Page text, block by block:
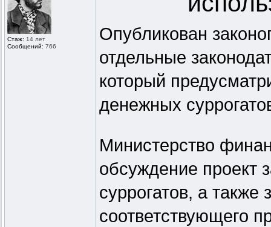
Стаж: 14 лет
Сообщений: 766
Опубликован
отдельные
который
денежных
Министерство
обсуждение проект
суррогатов, а также
соответствующего